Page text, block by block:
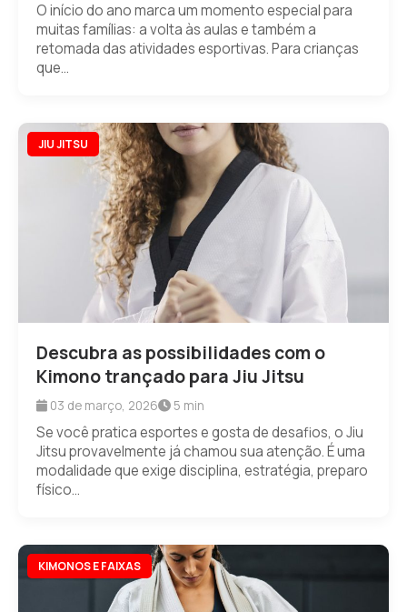
O início do ano marca um momento especial para
muitas famílias: a volta às aulas e também a
retomada das atividades esportivas. Para crianças
que...
JIU JITSU
Descubra as possibilidades com o
Kimono trançado para Jiu Jitsu
03 de março, 2026 5 min
Se você pratica esportes e gosta de desafios, o Jiu
Jitsu provavelmente já chamou sua atenção. É uma
modalidade que exige disciplina, estratégia, preparo
físico...
KIMONOS E FAIXAS